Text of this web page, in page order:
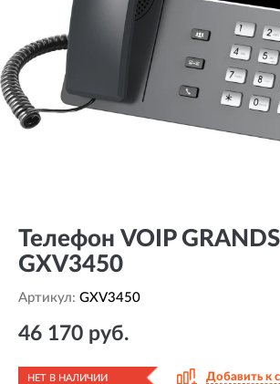
Телефон VOIP
GXV3450
Артикул: GXV3450
46 170 руб.
НЕТ В НАЛИЧИИ Добавить к